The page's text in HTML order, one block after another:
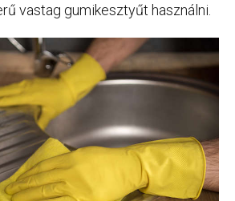
vastag gumikesztyűt használni.